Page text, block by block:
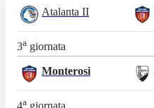
Atalanta II
3a giornata
Monterosi
a